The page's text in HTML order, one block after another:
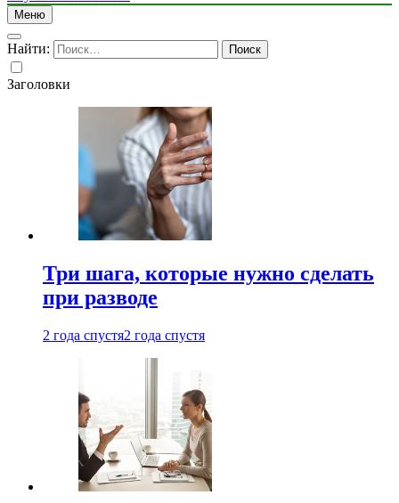
Меню
Найти:
Заголовки
Три шага, которые нужно сделать
при разводе
2 года спустя2 года спустя